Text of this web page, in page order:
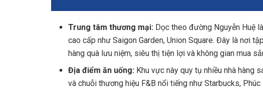
Trung tâm thương mại: Dọc theo đường Nguyễn Huệ
cao cấp như Saigon Garden, Union Square. Đây là nơi
hàng quà lưu niệm, siêu thị tiện lợi và không gian mua
Địa điểm ăn uống: Khu vực này quy tụ nhiều nhà hàng
và chuỗi thương hiệu F&B nổi tiếng như Starbucks,